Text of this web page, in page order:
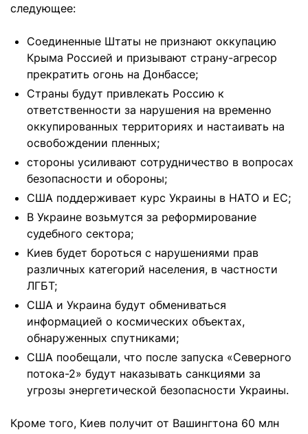
следующее:
Соединенные Штаты не признают оккупацию
Крыма Россией и призывают страну-агресор
прекратить огонь на Донбассе;
Страны будут привлекать Россию к
ответственности за нарушения на временно
оккупированных территориях и настаивать на
освобождении пленных;
стороны усиливают сотрудничество в вопросах
безопасности и обороны;
США поддерживает курс Украины в НАТО и ЕС;
В Украине возьмутся за реформирование
судебного сектора;
Киев будет бороться с нарушениями прав
различных категорий населения, в частности
ЛГБТ;
США и Украина будут обмениваться
информацией о космических объектах,
обнаруженных спутниками;
США пообещали, что после запуска «Северного
потока-2» будут наказывать санкциями за
угрозы энергетической безопасности Украины.
Кроме того, Киев получит от Вашингтона 60 млн